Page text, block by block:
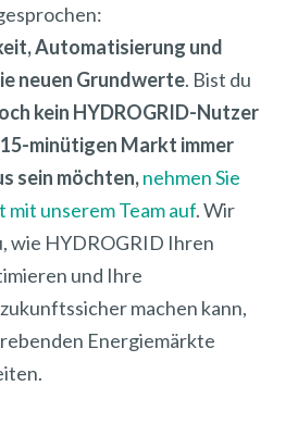
Automatisierung und
neuen Grundwerte. Bist du
kein HYDROGRID-Nutzer
minütigen Markt immer
sein möchten,nehmen Sie
unserem Team auf. Wir
wie HYDROGRID Ihren
und Ihre
machen kann,
Energiemärkte